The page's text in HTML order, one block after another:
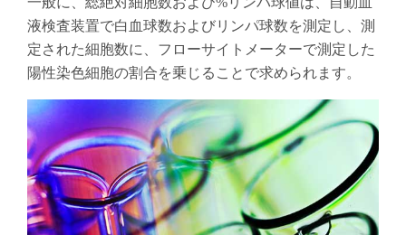
液検査装置で白血球数およびリンパ球数を測定し、測
定された細胞数に、フローサイトメーターで測定した
陽性染色細胞の割合を乗じることで求められます。